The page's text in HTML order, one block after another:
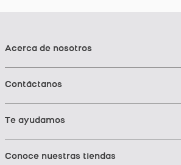
Acerca de nosotros
Contáctanos
Te ayudamos
Conoce nuestras tiendas